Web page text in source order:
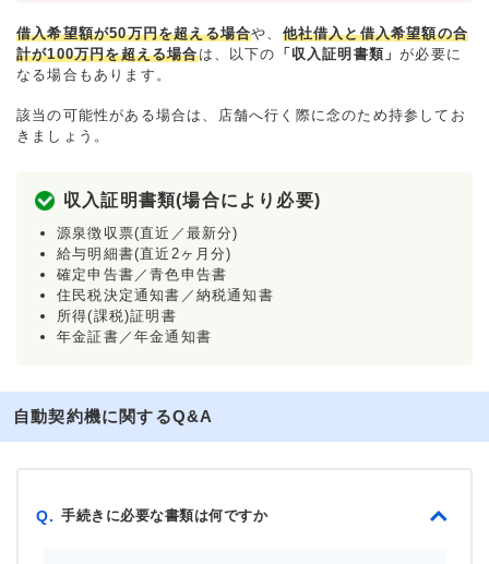
借入希望額が50万円を超える場合や、 他社借入と借入希望額の合
計が100万円を超える場合は、以下の 「収入証明書類」が必要に
なる場合もあります。
該当の可能性がある場合は、店舗へ行く際に念のため持参してお
きましょう。
収入証明書類(場合により必要)
源泉徴収票(直近／最新分)
給与明細書(直近2ヶ月分)
確定申告書／青色申告書
住民税決定通知書／納税通知書
所得(課税)証明書
年金証書／年金通知書
自動契約機に関するQ&A
Q. 手続きに必要な書類は何ですか